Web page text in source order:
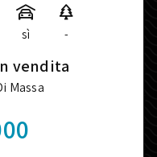
sì -
vendita
Massa